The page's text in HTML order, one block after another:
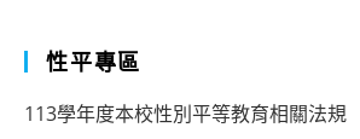
性平專區
113學年度本校性別平等教育相關法規